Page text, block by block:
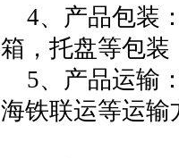
4、产品包装
箱，托盘等包装
5、产品运输
海铁联运等运输